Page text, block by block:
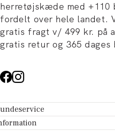
herretøjskæde med +110
fordelt over hele landet.
gratis fragt v/ 499 kr. på
gratis retur og 365 dages
- Hjælpecenter